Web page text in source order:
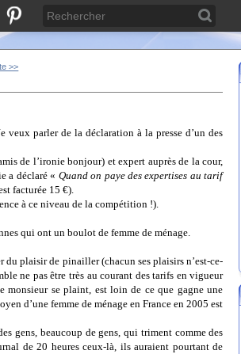
>>
veux parler de la déclaration à la presse d’un des
de l’ironie bonjour) et expert auprès de la cour,
a déclaré « Quand on paye des expertises au tarif
facturée 15 €).
à ce niveau de la compétition !).
qui ont un boulot de femme de ménage.
plaisir de pinailler (chacun ses plaisirs n’est-ce-
ne pas être très au courant des tarifs en vigueur
monsieur se plaint, est loin de ce que gagne une
d’une femme de ménage en France en 2005 est
gens, beaucoup de gens, qui triment comme des
de 20 heures ceux-là, ils auraient pourtant de